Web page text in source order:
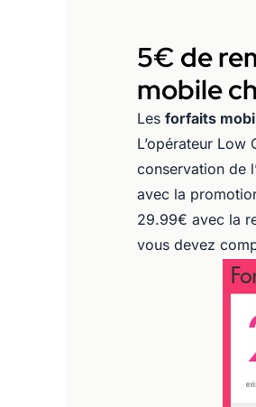
5€ de
mobile
Les forfaits
L’opérateur Low
conservation de
avec la
29.99€ avec la
vous devez